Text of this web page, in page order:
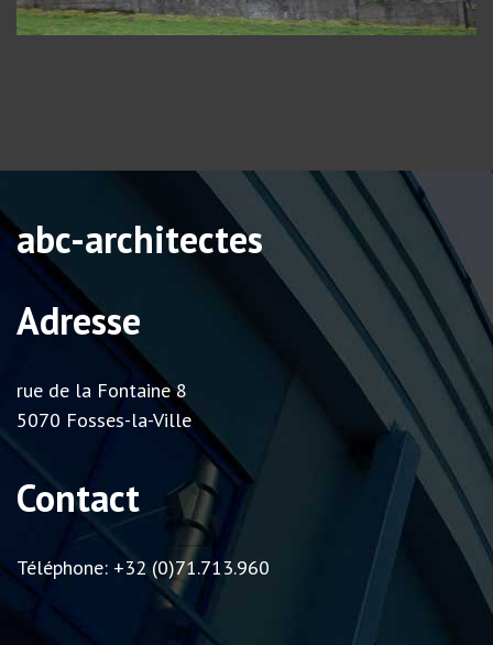
abc-architectes
Adresse
rue de la Fontaine 8
5070 Fosses-la-Ville
Contact
Téléphone: +32 (0)71.713.960